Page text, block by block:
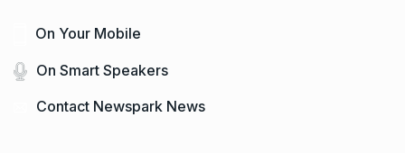
On Your Mobile
On Smart Speakers
Contact Newspark News